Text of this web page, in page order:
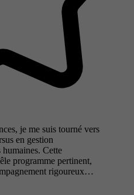
je me suis tourné vers
en gestion
humaines. Cette
programme pertinent,
rigoureux…